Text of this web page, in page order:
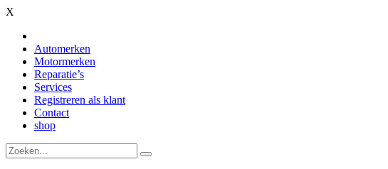
X
Automerken
Motormerken
Reparatie’s
Services
Registreren als klant
Contact
shop